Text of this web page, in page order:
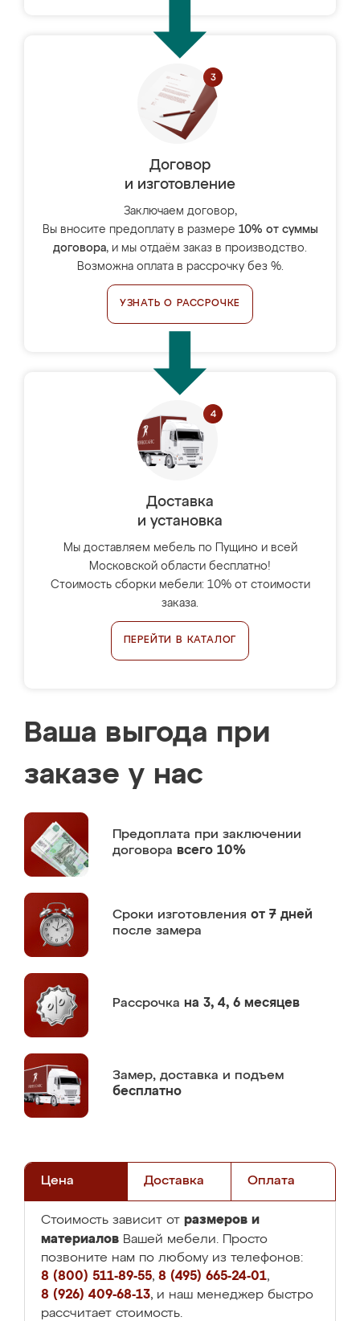
Договор
и изготовление
Заключаем договор,
Вы вносите предоплату в размере 10% от суммы
договора, и мы отдаём заказ в производство.
Возможна оплата в рассрочку без %.
УЗНАТЬ О РАССРОЧКЕ
Доставка
и установка
Мы доставляем мебель по Пущино и всей
Московской области бесплатно!
Стоимость сборки мебели: 10% от стоимости
заказа.
ПЕРЕЙТИ В КАТАЛОГ
Ваша выгода при
заказе у нас
Предоплата при заключении
договора всего 10%
Сроки изготовления от 7 дней
после замера
Рассрочка на 3, 4, 6 месяцев
Замер, доставка и подъем
бесплатно
Цена Доставка Оплата
Стоимость зависит от размеров и
материалов Вашей мебели. Просто
позвоните нам по любому из телефонов:
8 (800) 511-89-55, 8 (495) 665-24-01,
8 (926) 409-68-13, и наш менеджер быстро
рассчитает стоимость.